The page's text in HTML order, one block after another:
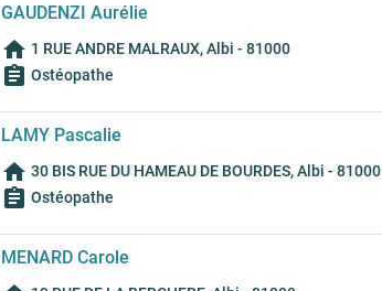
GAUDENZI Aurélie
home 1 RUE ANDRE MALRAUX, Albi - 81000
assignment Ostéopathe
LAMY Pascalie
home 30 BIS RUE DU HAMEAU DE BOURDES, Albi - 81000
assignment Ostéopathe
MENARD Carole